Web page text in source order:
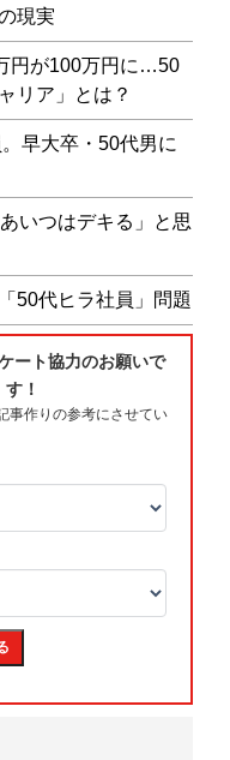
現実
円が100万円に…50
リア」とは？
早大卒・50代男に
いつはデキる」と思
50代ヒラ社員」問題